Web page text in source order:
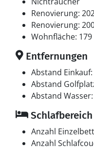
Renovierung:
Renovierung:
Wohnfläche: 179
Entfernungen
Abstand
Abstand
Abstand
Schlafbereich
Anzahl
Anzahl